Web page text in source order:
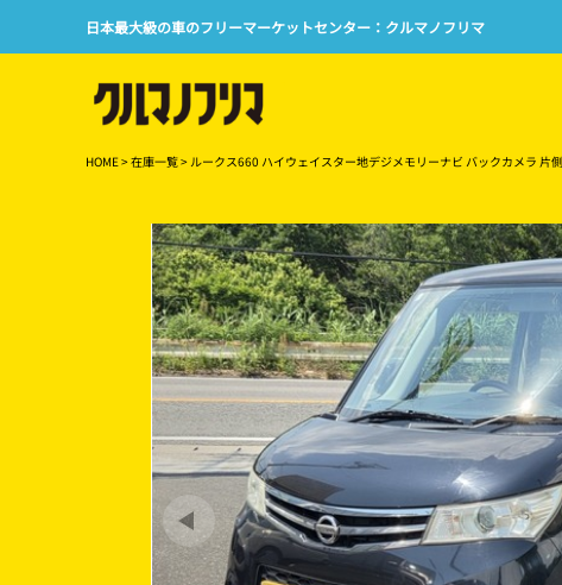
日本最大級の車のフリーマーケットセンター：クルマノフリマ
HOME>在庫一覧> ルークス660 ハイウェイスター地デジメモリーナビ バックカメラ 片